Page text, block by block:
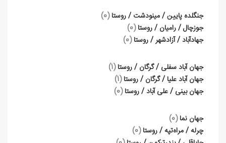
جنگلده پایین / مینودشت / روستا (0)
جوزچال / رامیان / روستا (0)
جهادآباد / آزادشهر / روستا (0)
جهان آباد سفلی / گرگان / روستا (1)
جهان آباد علیا / گرگان / روستا (1)
جهان بینی / علی آباد / روستا (0)
جهان نما (0)
چرله / مراه‌تپه / روستا (0)